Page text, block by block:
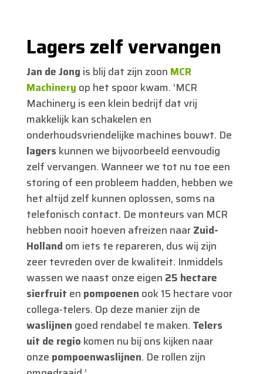
Lagers zelf vervangen
Jan de Jong is blij dat zijn zoon MCR
Machinery op het spoor kwam. ‘MCR
Machinery is een klein bedrijf dat vrij
makkelijk kan schakelen en
onderhoudsvriendelijke machines bouwt. De
lagers kunnen we bijvoorbeeld eenvoudig
zelf vervangen. Wanneer we tot nu toe een
storing of een probleem hadden, hebben we
het altijd zelf kunnen oplossen, soms na
telefonisch contact. De monteurs van MCR
hebben nooit hoeven afreizen naarZuid-
Holland om iets te repareren, dus wij zijn
zeer tevreden over de kwaliteit. Inmiddels
wassen we naast onze eigen 25 hectare
sierfruit en pompoenen ook 15 hectare voor
collega-telers. Op deze manier zijn de
waslijnen goed rendabel te maken. Telers
uit de regio komen nu bij ons kijken naar
onze pompoenwaslijnen. De rollen zijn